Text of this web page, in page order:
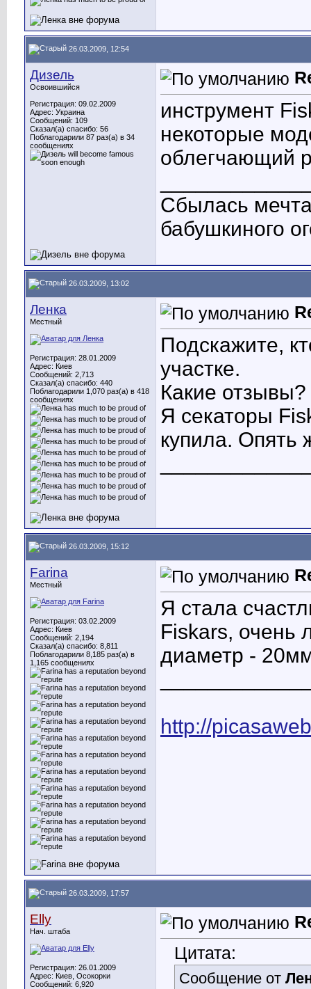
26.03.2009, 12:54
Дизель
Освоившийся
Регистрация: 09.02.2009
Адрес: Украина
Сообщений: 109
Сказал(а) спасибо: 56
Поблагодарили 87 раз(а) в 34
сообщениях
инструмент
некоторые
облегчающий
Сбылась
бабушкиного
26.03.2009, 13:02
Ленка
Местный
Регистрация: 28.01.2009
Адрес: Киев
Сообщений: 2,713
Сказал(а) спасибо: 440
Поблагодарили 1,070 раз(а) в 418
сообщениях
Подскажите,
участке.
Какие отзывы?
Я секаторы
купила. Опять
26.03.2009, 15:12
Farina
Местный
Регистрация: 03.02.2009
Адрес: Киев
Сообщений: 2,194
Сказал(а) спасибо: 8,811
Поблагодарили 8,185 раз(а) в
1,165 сообщениях
Я стала
Fiskars, очень
диаметр -
http://
26.03.2009, 17:57
Elly
Нач. штаба
Регистрация: 26.01.2009
Адрес: Киев, Осокорки
Сообщений: 6,920
Цитата:
Сообщение от